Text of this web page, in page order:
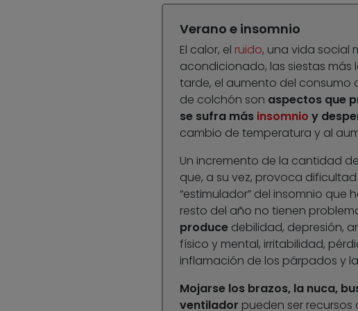
Verano e insomnio
El calor, el ruido, una vida social
acondicionado, las siestas más
tarde, el aumento del consumo
de colchón son aspectos que
se sufra más insomnio y
cambio de temperatura y al
Un incremento de la cantidad
que, a su vez, provoca
“estimulador” del insomnio que
resto del año no tienen
producedebilidad, depresión,
físico y mental, irritabilidad,
inflamación de los párpados y
Mojarse los brazos, la nuca,
ventilador pueden ser